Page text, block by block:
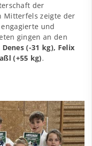
der
Mitterfels zeigte der
und
gingen an den
(-31 kg), Felix
(+55 kg).